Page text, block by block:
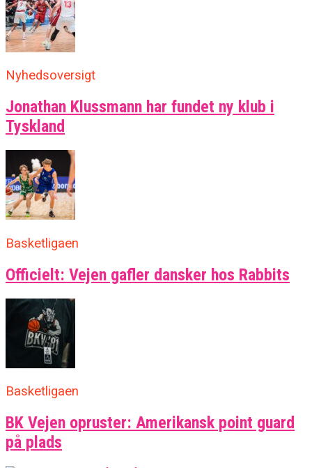
Nyhedsoversigt
Jonathan Klussmann har fundet ny klub i
Tyskland
Basketligaen
Officielt: Vejen gafler dansker hos Rabbits
Basketligaen
BK Vejen opruster: Amerikansk point guard
på plads